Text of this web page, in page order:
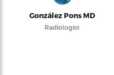
González Pons MD
Radiologist